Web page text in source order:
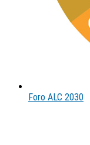
Foro ALC 2030